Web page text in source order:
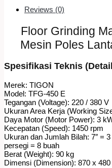
Reviews (0)
Floor Grinding
Mesin Poles
Spesifikasi Teknis
Merek: TIGON
Model: TFG-450 E
Tegangan (Voltage): 220 / 380 V
Ukuran Area Kerja (Working
Daya Motor (Motor Power): 3
Kecepatan (Speed): 1450 rpm
Ukuran dan Jumlah Bilah: 7″ =
persegi = 8 buah
Berat (Weight): 90 kg
Dimensi (Dimension): 870 x